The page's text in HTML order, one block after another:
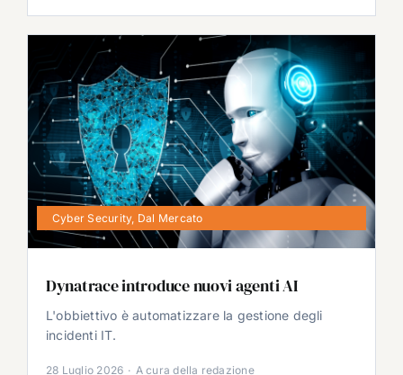
Cyber Security, Dal Mercato
Dynatrace introduce nuovi agenti AI
L'obbiettivo è automatizzare la gestione degli
incidenti IT.
28 Luglio 2026 · A cura della redazione